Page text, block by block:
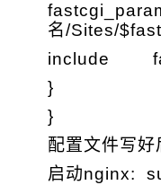
名/Sites/
include
}
}
配置文件写
启动nginx: